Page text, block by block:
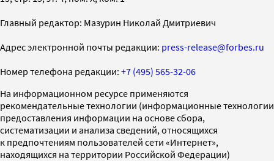
Главный редактор: Мазурин Николай Дмитриевич
Адрес электронной почты редакции: press-release@forbes.ru
Номер телефона редакции: +7 (495) 565-32-06
На информационном ресурсе применяются
рекомендательные технологии (информационные технологии
предоставления информации на основе сбора,
систематизации и анализа сведений, относящихся
к предпочтениям пользователей сети «Интернет»,
находящихся на территории Российской Федерации)